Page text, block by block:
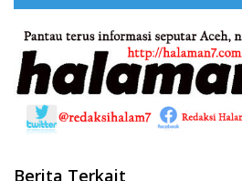
Berita Terkait